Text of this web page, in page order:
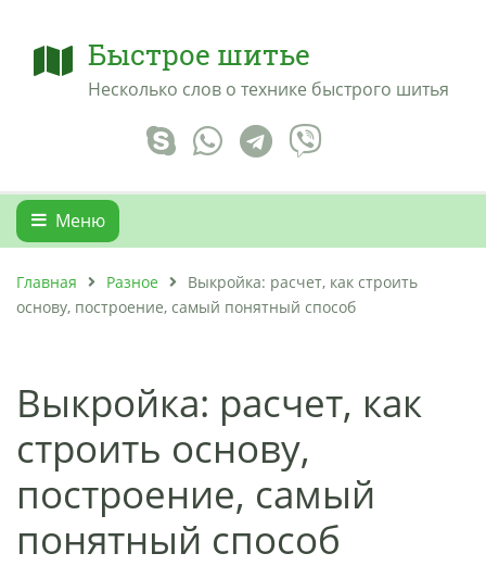
Быстрое шитье
Несколько слов о технике быстрого шитья
Меню
Главная Разное
Выкройка: расчет, как строить
основу, построение, самый понятный способ
Выкройка: расчет, как
строить основу,
построение, самый
понятный способ